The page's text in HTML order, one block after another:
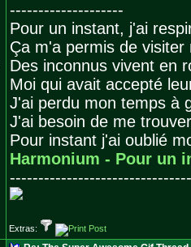
--------------------
Pour un instant, j'ai
Ça m'a permis de visiter
Des inconnus vivent en
Moi qui avait accepté
J'ai perdu mon temps à
J'ai besoin de me
Pour instant j'ai oublié
Harmonium - Pour un
--------------------------------
Extras: